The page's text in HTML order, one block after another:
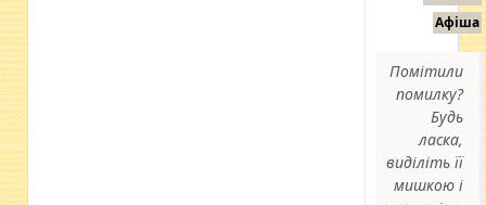
Афіша
Помітили
помилку?
Будь
ласка,
виділіть її
мишкою і